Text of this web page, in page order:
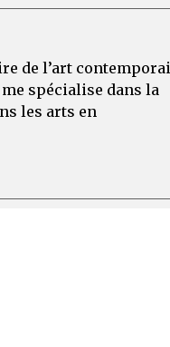
de l’art
spécialise dans la
les arts en